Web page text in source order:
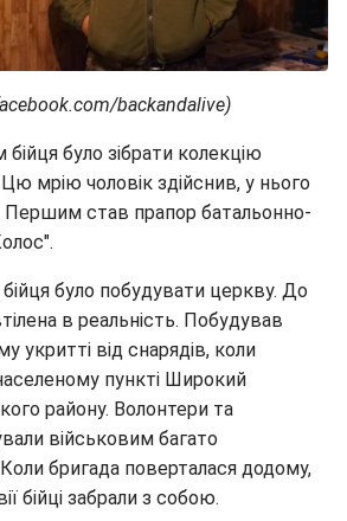
backandalive)
було зібрати колекцію
мрію чоловік здійснив, у нього
Першим став прапор батальонно-
було побудувати церкву. До
в реальність. Побудував
укритті від снарядів, коли
пункті Широкий
району. Волонтери та
військовим багато
бригада поверталася додому,
бійці забрали з собою.